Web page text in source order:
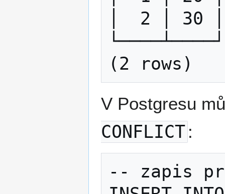
│  2 │ 30 │
└────┴────┘
V Postgresu
CONFLICT :
-- zapis